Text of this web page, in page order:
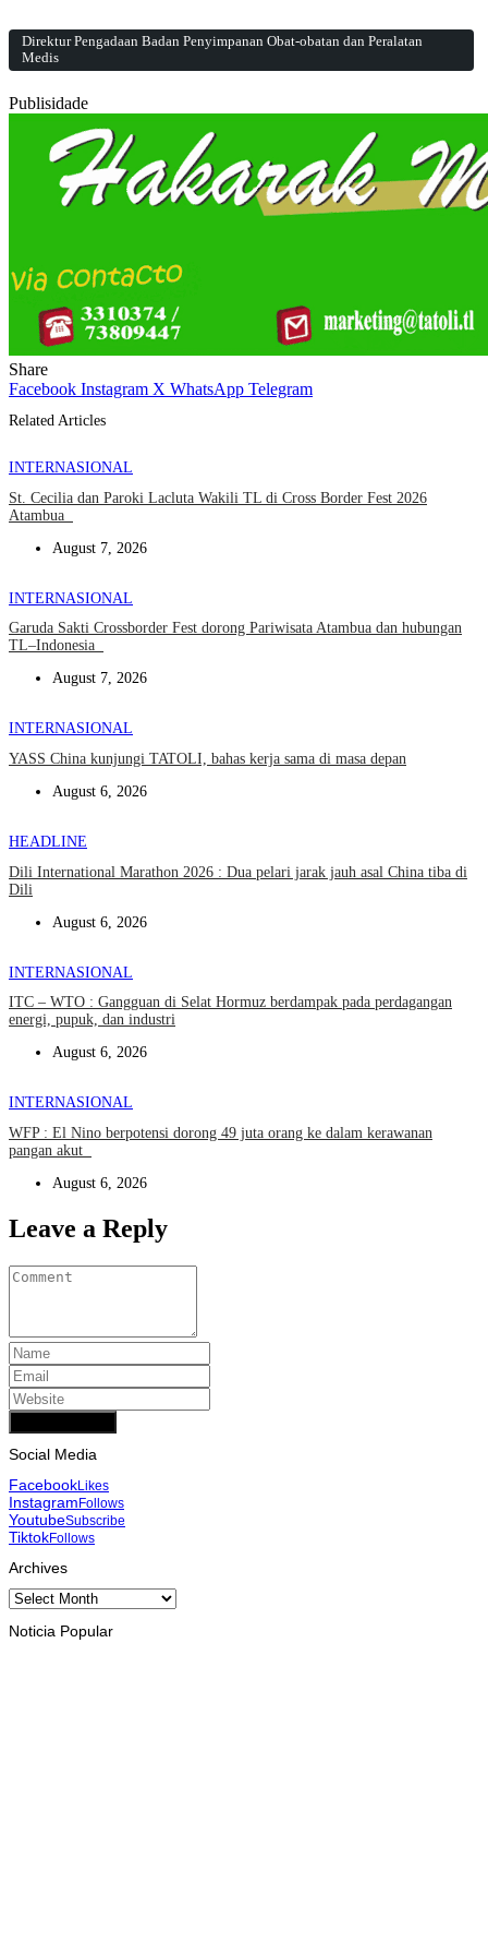
Direktur Pengadaan Badan Penyimpanan Obat-obatan dan Peralatan
Medis
Publisidade
Share
Facebook Instagram X WhatsApp Telegram
Related Articles
INTERNASIONAL
St. Cecilia dan Paroki Lacluta Wakili TL di Cross Border Fest 2026
Atambua
August 7, 2026
INTERNASIONAL
Garuda Sakti Crossborder Fest dorong Pariwisata Atambua dan hubungan
TL–Indonesia
August 7, 2026
INTERNASIONAL
YASS China kunjungi TATOLI, bahas kerja sama di masa depan
August 6, 2026
HEADLINE
Dili International Marathon 2026 : Dua pelari jarak jauh asal China tiba di
Dili
August 6, 2026
INTERNASIONAL
ITC – WTO : Gangguan di Selat Hormuz berdampak pada perdagangan
energi, pupuk, dan industri
August 6, 2026
INTERNASIONAL
WFP : El Nino berpotensi dorong 49 juta orang ke dalam kerawanan
pangan akut
August 6, 2026
Leave a Reply
Social Media
FacebookLikes
InstagramFollows
YoutubeSubscribe
TiktokFollows
Archives
Archives
Noticia Popular